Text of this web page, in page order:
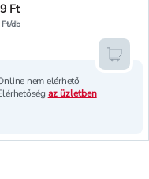
Ft
db
nem elérhető
az üzletben
a kedvencekhez,